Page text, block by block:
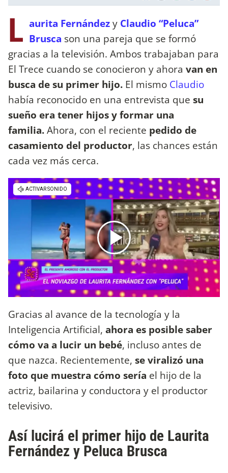
L aurita Fernándezy Claudio “Peluca”
Brusca son una pareja que se formó
gracias a la televisión. Ambos trabajaban para
El Trece cuando se conocieron y ahora van en
busca de su primer hijo. El mismo Claudio
había reconocido en una entrevista que su
sueño era tener hijos y formar una
familia.Ahora, con el reciente pedido de
casamiento del productor, las chances están
cada vez más cerca.
Gracias al avance de la tecnología y la
Inteligencia Artificial, ahora es posible saber
cómo va a lucir un bebé, incluso antes de
que nazca. Recientemente, se viralizó una
foto que muestra cómo sería el hijo de la
actriz, bailarina y conductora y el productor
televisivo.
Así lucirá el primer hijo de Laurita
Fernández y Peluca Brusca